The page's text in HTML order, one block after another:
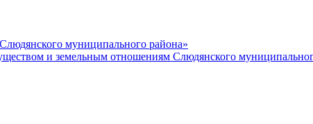
муниципального района»
и земельным отношениям Слюдянского